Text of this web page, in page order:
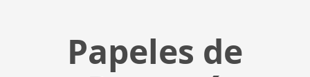
Papeles de